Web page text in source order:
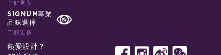
了解更多
SIGNUM專業
品味選擇
了解更多
熱愛設計？